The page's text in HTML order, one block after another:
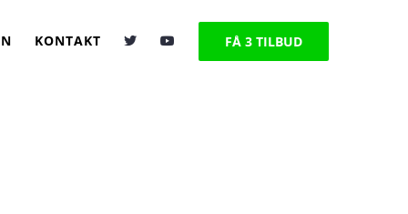
KONTAKT FÅ 3 TILBUD